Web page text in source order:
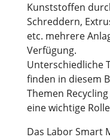
Kunststoffen
Schreddern,
etc. mehrere
Verfügung.
Unterschiedliche
finden in diesem
Themen
eine wichtige
Das Labor Smart